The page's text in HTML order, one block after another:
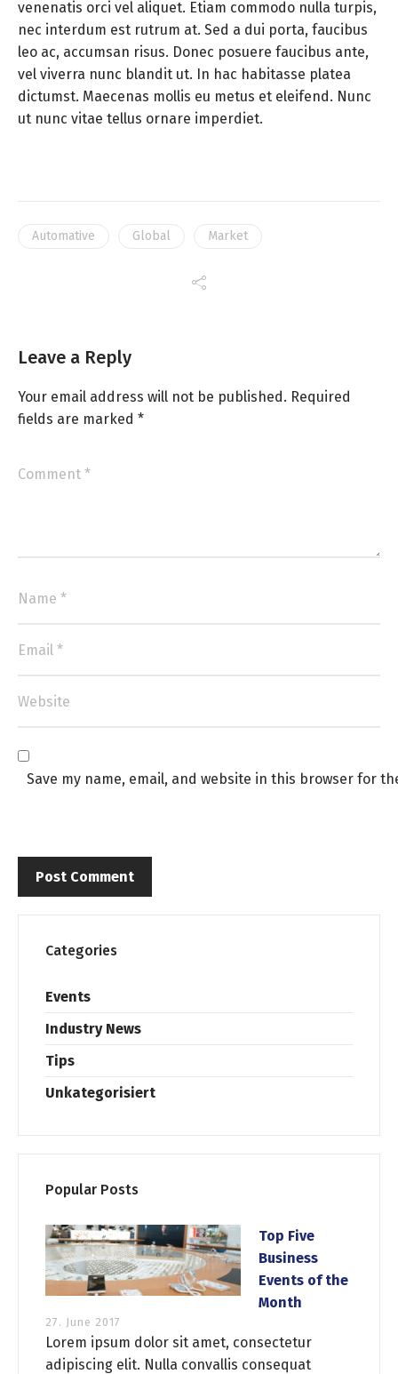
venenatis orci vel aliquet. Etiam commodo nulla turpis,
nec interdum est rutrum at. Sed a dui porta, faucibus
leo ac, accumsan risus. Donec posuere faucibus ante,
vel viverra nunc blandit ut. In hac habitasse platea
dictumst. Maecenas mollis eu metus et eleifend. Nunc
ut nunc vitae tellus ornare imperdiet.
Automative Global Market
Leave a Reply
Your email address will not be published. Required
fields are marked *
Save my name, email, and website in this browser for
Categories
Events
Industry News
Tips
Unkategorisiert
Popular Posts
Top Five
Business
Events of the
Month
27. June 2017
Lorem ipsum dolor sit amet, consectetur
adipiscing elit. Nulla convallis consequat